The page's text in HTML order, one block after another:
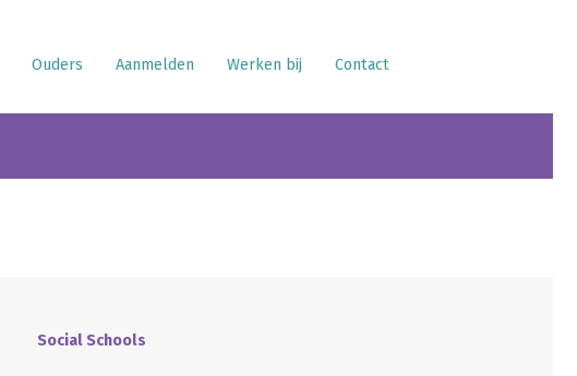
Ouders Aanmelden Werken bij Contact
Social Schools